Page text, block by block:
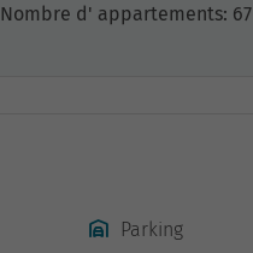
Nombre d' appartements: 67
Parking